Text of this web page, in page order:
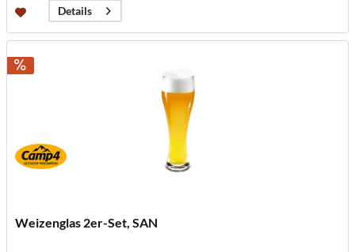
Details
Weizenglas 2er-Set, SAN